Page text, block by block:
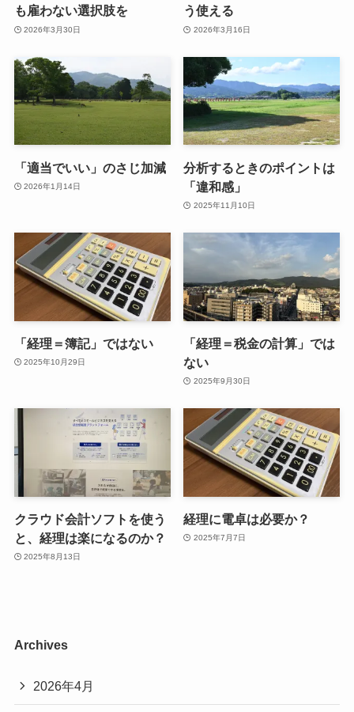
も雇わない選択肢を
2026年3月30日
う使える
2026年3月16日
「適当でいい」のさじ加減
2026年1月14日
分析するときのポイントは
「違和感」
2025年11月10日
「経理＝簿記」ではない
2025年10月29日
「経理＝税金の計算」では
ない
2025年9月30日
クラウド会計ソフトを使う
と、経理は楽になるのか？
2025年8月13日
経理に電卓は必要か？
2025年7月7日
Archives
2026年4月